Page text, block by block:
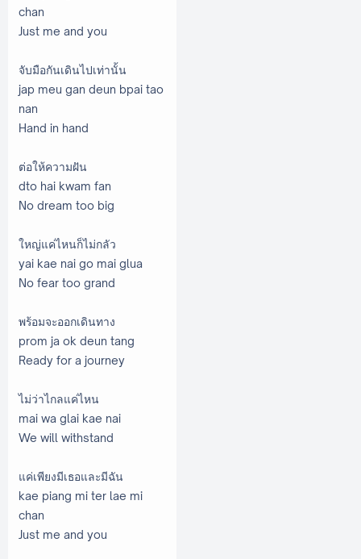
chan
Just me and you
จับมือกันเดินไปเท่านั้น
jap meu gan deun bpai tao
nan
Hand in hand
ต่อให้ความฝัน
dto hai kwam fan
No dream too big
ใหญ่แค่ไหนก็ไม่กลัว
yai kae nai go mai glua
No fear too grand
พร้อมจะออกเดินทาง
prom ja ok deun tang
Ready for a journey
ไม่ว่าไกลแค่ไหน
mai wa glai kae nai
We will withstand
แค่เพียงมีเธอและมีฉัน
kae piang mi ter lae mi
chan
Just me and you